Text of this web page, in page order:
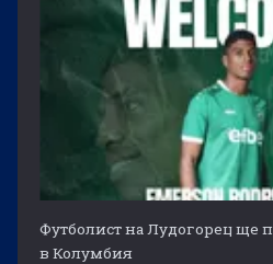
Футболист на Лудогорец ще
в Колумбия